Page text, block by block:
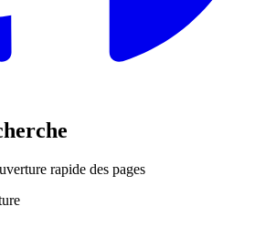
rapide des pages